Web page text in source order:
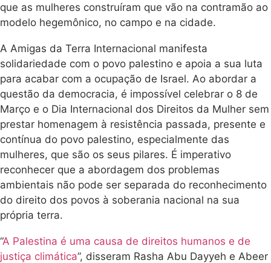
que as mulheres construíram que vão na contramão ao
modelo hegemônico, no campo e na cidade.
A Amigas da Terra Internacional manifesta
solidariedade com o povo palestino e apoia a sua luta
para acabar com a ocupação de Israel. Ao abordar a
questão da democracia, é impossível celebrar o 8 de
Março e o Dia Internacional dos Direitos da Mulher sem
prestar homenagem à resistência passada, presente e
contínua do povo palestino, especialmente das
mulheres, que são os seus pilares. É imperativo
reconhecer que a abordagem dos problemas
ambientais não pode ser separada do reconhecimento
do direito dos povos à soberania nacional na sua
própria terra.
“A Palestina é uma causa de direitos humanos e de
justiça climática”, disseram Rasha Abu Dayyeh e Abeer